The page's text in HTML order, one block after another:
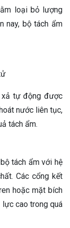
loại bỏ lượng
nay, bộ tách ẩm
xả tự động được
nước liên tục,
tách ẩm.
tách ẩm với hệ
Các cổng kết
hoặc mặt bích
cao trong quá